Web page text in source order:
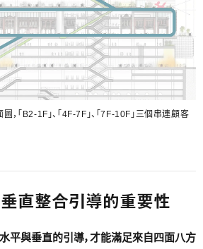
「B2-1F」、「4F-7F」、「7F-10F」三個串連顧客
垂直整合引導的重要性
平與垂直的引導，才能滿足來自四面八方